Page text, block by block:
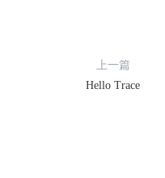
上一篇
Hello Trace